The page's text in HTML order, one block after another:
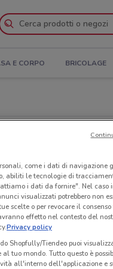
E CORPO BRICOLAGE
come i dati di navigazione
abiliti le tecnologie di
i dati da fornire". Nel caso
visualizzati potrebbero non
scelte o per revocare il
effetto nel contesto del
Privacy policy
Shopfully/Tiendeo puoi
tuo mondo. Tutto questo è
all'interno dell'applicazione e